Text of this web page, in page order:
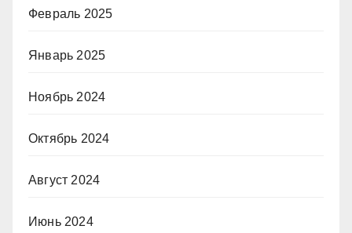
Февраль 2025
Январь 2025
Ноябрь 2024
Октябрь 2024
Август 2024
Июнь 2024